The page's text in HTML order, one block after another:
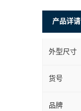
产品详请
外型尺寸
货号
品牌